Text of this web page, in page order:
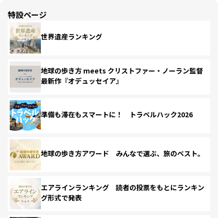
特設ページ
世界遺産ランキング
地球の歩き方 meets クリストファー・ノーラン監督
最新作『オデュッセイア』
準備も滞在もスマートに！ トラベルハック2026
地球の歩き方アワード みんなで選ぶ、旅のベスト。
エアラインランキング 読者の投票をもとにランキン
グ形式で発表